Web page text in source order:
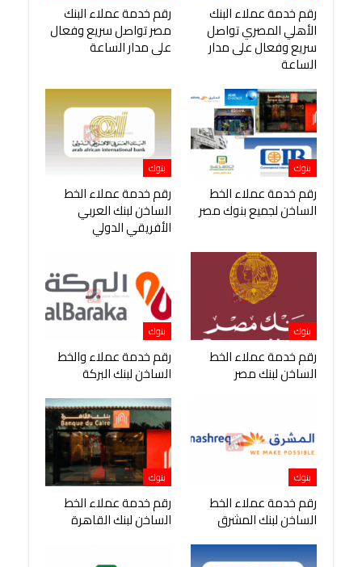
رقم خدمة عملاء البنك
الأهلي المصري تواصل
سريع وفعال على مدار
الساعة
رقم خدمة عملاء البنك
مصر تواصل سريع وفعال
على مدار الساعة
بنوك
رقم خدمة عملاء الخط
الساخن لجميع بنوك مصر
بنوك
رقم خدمة عملاء الخط
الساخن لبنك العربي
الأفريقي الدولي
بنوك
رقم خدمة عملاء الخط
الساخن لبنك مصر
بنوك
رقم خدمة عملاء والخط
الساخن لبنك البركة
بنوك
رقم خدمة عملاء الخط
الساخن لبنك المشرق
بنوك
رقم خدمة عملاء الخط
الساخن لبنك القاهرة